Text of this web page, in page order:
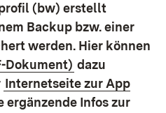
(bw) erstellt
Backup bzw. einer
werden. Hier können
Dokument) dazu
Internetseite zur App
ergänzende Infos zur